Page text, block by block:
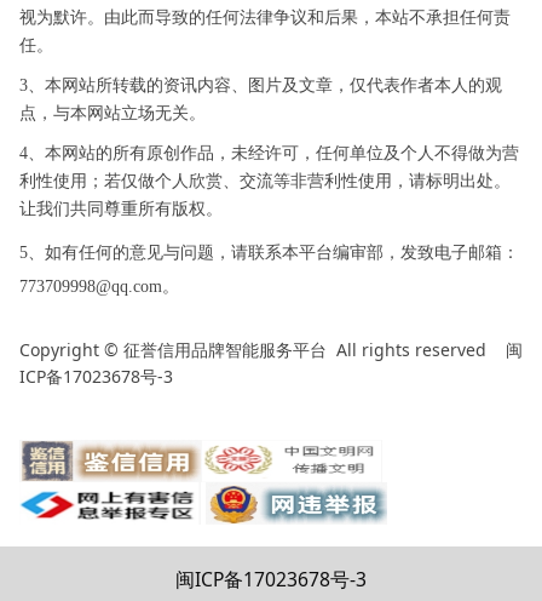
视为默许。由此而导致的任何法律争议和后果，本站不承担任何责
任。
3、本网站所转载的资讯内容、图片及文章，仅代表作者本人的观
点，与本网站立场无关。
4、本网站的所有原创作品，未经许可，任何单位及个人不得做为营
利性使用；若仅做个人欣赏、交流等非营利性使用，请标明出处。
让我们共同尊重所有版权。
5、如有任何的意见与问题，请联系本平台编审部，发致电子邮箱：
773709998@qq.com。
Copyright © 征誉信用品牌智能服务平台 All rights reserved
闽
ICP备17023678号-3
闽ICP备17023678号-3